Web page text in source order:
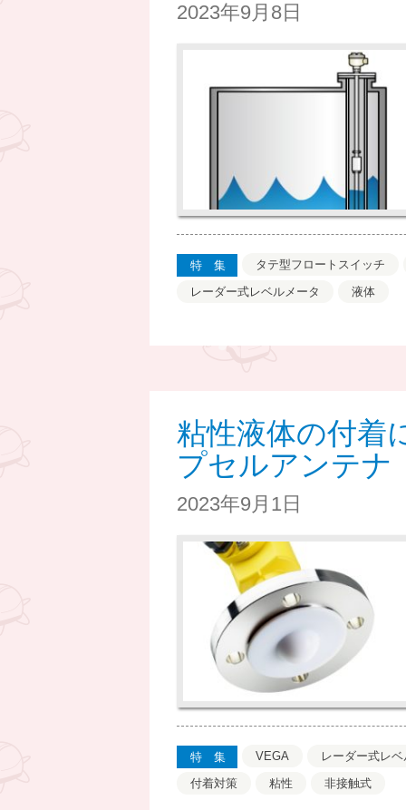
2023年9月8日
特集
タテ型フロートスイッチ
レーダー式レベルメータ
液体
粘性液体の付着
プセルアンテナ
2023年9月1日
特集 VEGA
レーダー式レ
付着対策
粘性 非接触式